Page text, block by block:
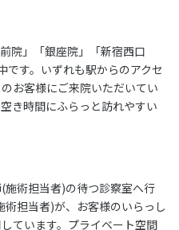
院」「銀座院」「新宿西口
です。いずれも駅からのアクセ
お客様にご来院いただいてい
き時間にふらっと訪れやすい
術担当者)の待つ診察室へ行
担当者)が、お客様のいらっし
ています。プライベート空間